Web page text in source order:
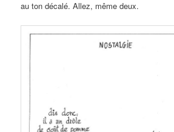
au ton décalé. Allez, même deux.